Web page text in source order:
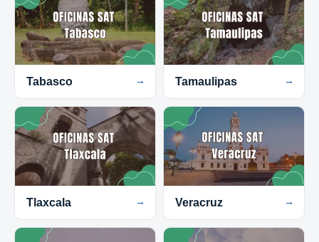
Tabasco → Tamaulipas →
Tlaxcala → Veracruz →